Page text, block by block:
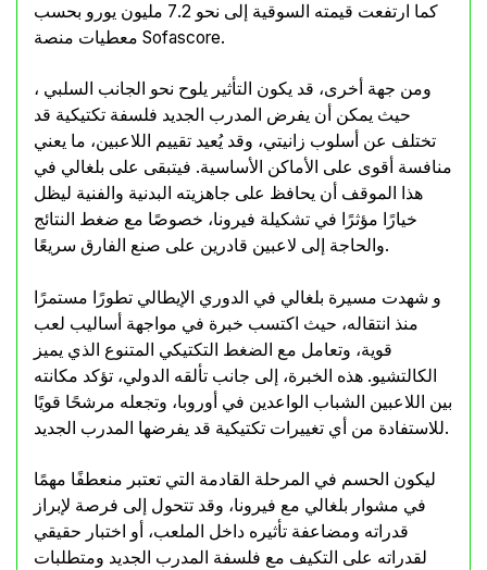
كما ارتفعت قيمته السوقية إلى نحو 7.2 مليون يورو بحسب
معطيات منصة Sofascore.
ومن جهة أخرى، قد يكون التأثير يلوح نحو الجانب السلبي ،
حيث يمكن أن يفرض المدرب الجديد فلسفة تكتيكية قد
تختلف عن أسلوب زانيتي، وقد يُعيد تقييم اللاعبين، ما يعني
منافسة أقوى على الأماكن الأساسية. فيتبقى على بلغالي في
هذا الموقف أن يحافظ على جاهزيته البدنية والفنية ليظل
خيارًا مؤثرًا في تشكيلة فيرونا، خصوصًا مع ضغط النتائج
والحاجة إلى لاعبين قادرين على صنع الفارق سريعًا.
و شهدت مسيرة بلغالي في الدوري الإيطالي تطورًا مستمرًا
منذ انتقاله، حيث اكتسب خبرة في مواجهة أساليب لعب
قوية، وتعامل مع الضغط التكتيكي المتنوع الذي يميز
الكالتشيو. هذه الخبرة، إلى جانب تألقه الدولي، تؤكد مكانته
بين اللاعبين الشباب الواعدين في أوروبا، وتجعله مرشحًا قويًا
للاستفادة من أي تغييرات تكتيكية قد يفرضها المدرب الجديد.
ليكون الحسم في المرحلة القادمة التي تعتبر منعطفًا مهمًا
في مشوار بلغالي مع فيرونا، وقد تتحول إلى فرصة لإبراز
قدراته ومضاعفة تأثيره داخل الملعب، أو اختبار حقيقي
لقدراته على التكيف مع فلسفة المدرب الجديد ومتطلبات